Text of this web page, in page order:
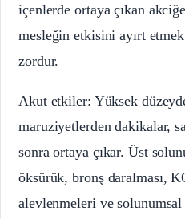
içenlerde ortaya çıkan
mesleğin etkisini ayırt
zordur.
Akut etkiler: Yüksek
maruziyetlerden dakikalar,
sonra ortaya çıkar. Üst
öksürük, bronş daralması,
alevlenmeleri ve